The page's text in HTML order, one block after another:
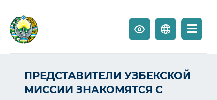
ПРЕДСТАВИТЕЛИ УЗБЕКСКОЙ
МИССИИ ЗНАКОМЯТСЯ С